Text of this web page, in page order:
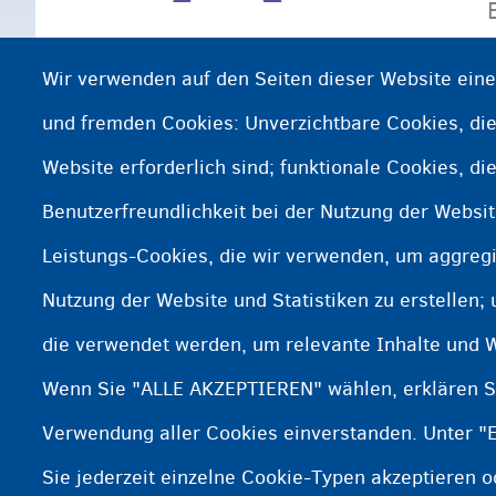
Wir verwenden auf den Seiten dieser Website
und fremden Cookies: Unverzichtbare Cookies,
Website erforderlich sind; funktionale Cookies,
Benutzerfreundlichkeit bei der Nutzung der
Leistungs-Cookies, die wir verwenden, um
Nutzung der Website und Statistiken zu erstellen;
die verwendet werden, um relevante Inhalte und
Wenn Sie "ALLE AKZEPTIEREN" wählen, erklären
Verwendung aller Cookies einverstanden. Unter
Sie jederzeit einzelne Cookie-Typen akzeptieren